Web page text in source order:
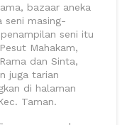
bazaar aneka
seni masing-
seni itu
Mahakam,
dan Sinta,
juga tarian
di halaman
Taman.